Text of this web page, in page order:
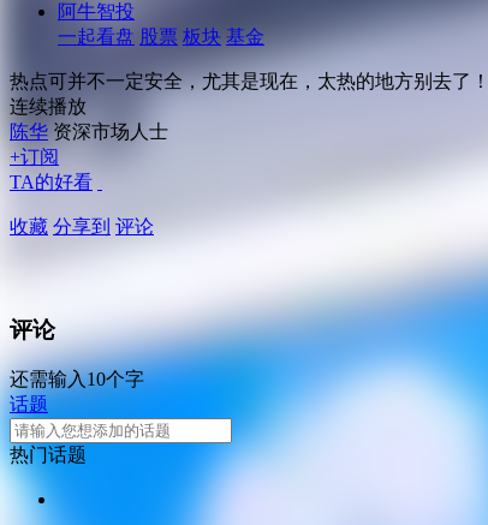
阿牛智投
一起看盘 股票 板块 基金
热点可并不一定安全，尤其是现在，太热的地方别去了！
连续播放
陈华 资深市场人士
+订阅
TA的好看
收藏 分享到 评论
评论
还需输入10个字
话题
热门话题